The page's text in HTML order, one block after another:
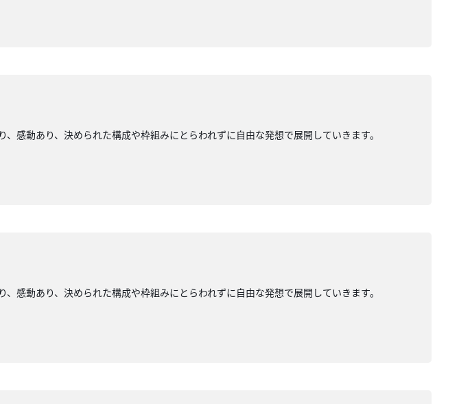
感動あり、決められた構成や枠組みにとらわれずに自由な発想で展開していきます。
感動あり、決められた構成や枠組みにとらわれずに自由な発想で展開していきます。